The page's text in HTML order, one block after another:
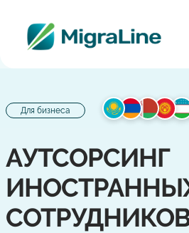
Для бизнеса
АУТСОРСИНГ